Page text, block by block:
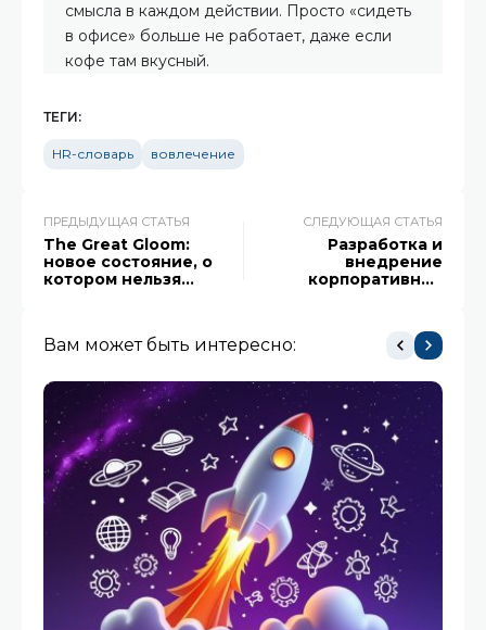
смысла в каждом действии. Просто «сидеть
в офисе» больше не работает, даже если
кофе там вкусный.
ТЕГИ:
HR-словарь вовлечение
ПРЕДЫДУЩАЯ СТАТЬЯ
The Great Gloom:
новое состояние, о
котором нельзя
СЛЕДУЮЩАЯ СТАТЬЯ
Разработка и
внедрение
корпоративных
Вам может быть интересно: